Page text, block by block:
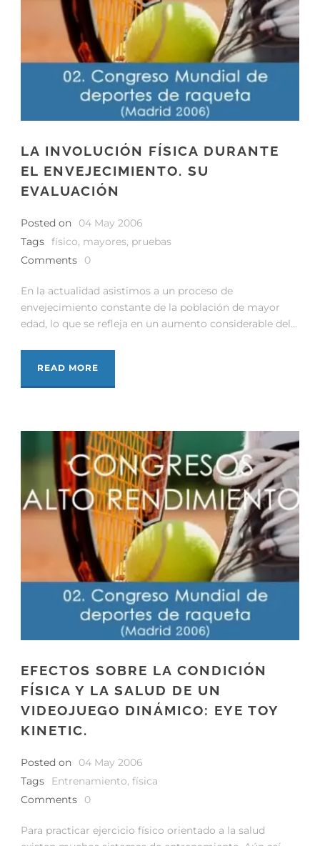
LA INVOLUCIÓN FÍSICA DURANTE
EL ENVEJECIMIENTO. SU
EVALUACIÓN
Posted on
04 May 2006
Tags físico, mayores, pruebas
Comments
0
En la actualidad asistimos a un proceso de
envejecimiento constante de la población de mayor
edad, lo que se refleja en un aumento considerable del...
READ MORE
EFECTOS SOBRE LA CONDICIÓN
FÍSICA Y LA SALUD DE UN
VIDEOJUEGO DINÁMICO: EYE TOY
KINETIC.
Posted on
04 May 2006
Tags
Entrenamiento, física
Comments
0
Para practicar ejercicio físico orientado a la salud